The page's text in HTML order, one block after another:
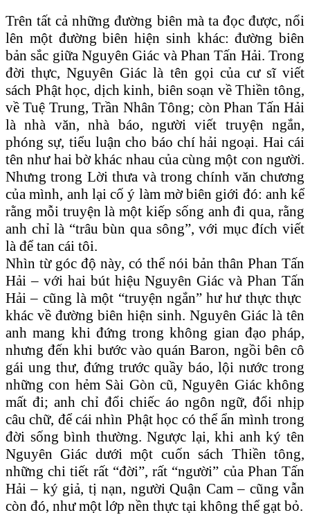
Trên tất cả những đường biên mà ta đọc được, nổi
lên một đường biên hiện sinh khác: đường biên
bản sắc giữa Nguyên Giác và Phan Tấn Hải. Trong
đời thực, Nguyên Giác là tên gọi của cư sĩ viết
sách Phật học, dịch kinh, biên soạn về Thiền tông,
về Tuệ Trung, Trần Nhân Tông; còn Phan Tấn Hải
là nhà văn, nhà báo, người viết truyện ngắn,
phóng sự, tiểu luận cho báo chí hải ngoại. Hai cái
tên như hai bờ khác nhau của cùng một con người.
Nhưng trong Lời thưa và trong chính văn chương
của mình, anh lại cố ý làm mờ biên giới đó: anh kể
rằng mỗi truyện là một kiếp sống anh đi qua, rằng
anh chỉ là “trâu bùn qua sông”, với mục đích viết
là để tan cái tôi.
Nhìn từ góc độ này, có thể nói bản thân Phan Tấn
Hải – với hai bút hiệu Nguyên Giác và Phan Tấn
Hải – cũng là một “truyện ngắn” hư hư thực thực
khác về đường biên hiện sinh. Nguyên Giác là tên
anh mang khi đứng trong không gian đạo pháp,
nhưng đến khi bước vào quán Baron, ngồi bên cô
gái ung thư, đứng trước quầy báo, lội nước trong
những con hẻm Sài Gòn cũ, Nguyên Giác không
mất đi; anh chỉ đổi chiếc áo ngôn ngữ, đổi nhịp
câu chữ, để cái nhìn Phật học có thể ẩn mình trong
đời sống bình thường. Ngược lại, khi anh ký tên
Nguyên Giác dưới một cuốn sách Thiền tông,
những chi tiết rất “đời”, rất “người” của Phan Tấn
Hải – ký giả, tị nạn, người Quận Cam – cũng vẫn
còn đó, như một lớp nền thực tại không thể gạt bỏ.